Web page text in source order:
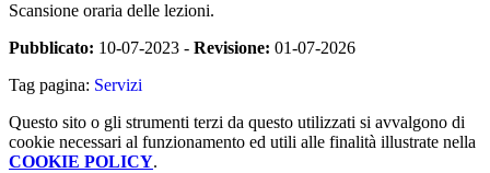
Scansione oraria delle lezioni.
Pubblicato: 10-07-2023 - Revisione: 01-07-2026
Tag pagina: Servizi
Questo sito o gli strumenti terzi da questo utilizzati si avvalgono di
cookie necessari al funzionamento ed utili alle finalità illustrate nella
COOKIE POLICY.